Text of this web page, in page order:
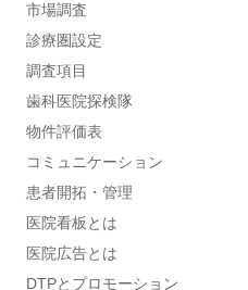
市場調査
診療圏設定
調査項目
歯科医院探検隊
物件評価表
コミュニケーション
患者開拓・管理
医院看板とは
医院広告とは
DTPとプロモーション